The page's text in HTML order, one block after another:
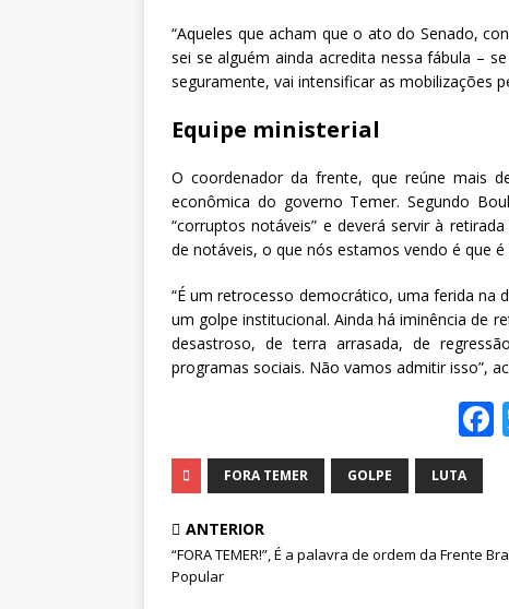
“Aqueles que acham que o ato do Senado,
sei se alguém ainda acredita nessa fábula –
seguramente, vai intensificar as mobilizações
Equipe ministerial
O coordenador da frente, que reúne mais
econômica do governo Temer. Segundo
“corruptos notáveis” e deverá servir à
de notáveis, o que nós estamos vendo é que
“É um retrocesso democrático, uma ferida na
um golpe institucional. Ainda há iminência de
desastroso, de terra arrasada, de
programas sociais. Não vamos admitir isso”,
FORA TEMER GOLPE LUTA
ANTERIOR
“FORA TEMER!”, É a palavra de ordem da Frente
Popular